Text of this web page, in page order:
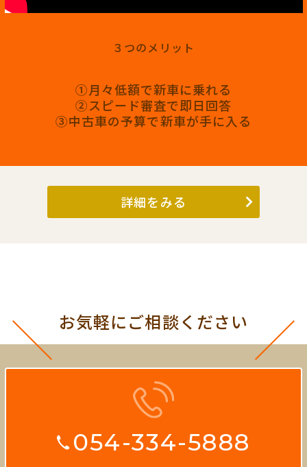
３つのメリット
①月々低額で新車に乗れる
②スピード審査で即日回答
③中古車の予算で新車が手に入る
詳細をみる
お気軽にご相談ください
054-334-5888